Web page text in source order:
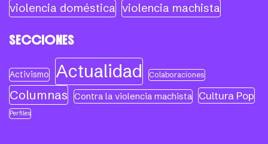
violencia doméstica violencia machista
SECCIONES
Activismo Actualidad Colaboraciones
Columnas Contra la violencia machista Cultura Pop
Perfiles